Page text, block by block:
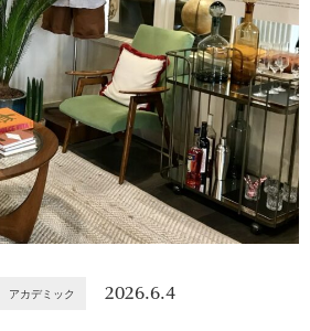
アカデミック 2026.6.4